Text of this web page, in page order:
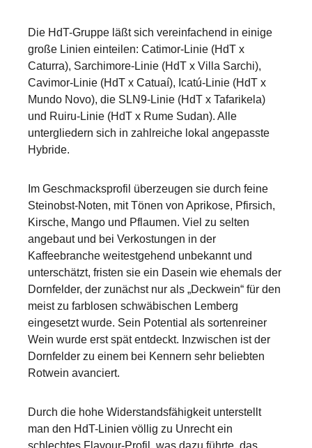
Die HdT-Gruppe läßt sich vereinfachend in einige
große Linien einteilen: Catimor-Linie (HdT x
Caturra), Sarchimore-Linie (HdT x Villa Sarchi),
Cavimor-Linie (HdT x Catuaí), Icatú-Linie (HdT x
Mundo Novo), die SLN9-Linie (HdT x Tafarikela)
und Ruiru-Linie (HdT x Rume Sudan). Alle
untergliedern sich in zahlreiche lokal angepasste
Hybride.
Im Geschmacksprofil überzeugen sie durch feine
Steinobst-Noten, mit Tönen von Aprikose, Pfirsich,
Kirsche, Mango und Pflaumen. Viel zu selten
angebaut und bei Verkostungen in der
Kaffeebranche weitestgehend unbekannt und
unterschätzt, fristen sie ein Dasein wie ehemals der
Dornfelder, der zunächst nur als „Deckwein“ für den
meist zu farblosen schwäbischen Lemberg
eingesetzt wurde. Sein Potential als sortenreiner
Wein wurde erst spät entdeckt. Inzwischen ist der
Dornfelder zu einem bei Kennern sehr beliebten
Rotwein avanciert.
Durch die hohe Widerstandsfähigkeit unterstellt
man den HdT-Linien völlig zu Unrecht ein
schlechtes Flavour-Profil, was dazu führte, das